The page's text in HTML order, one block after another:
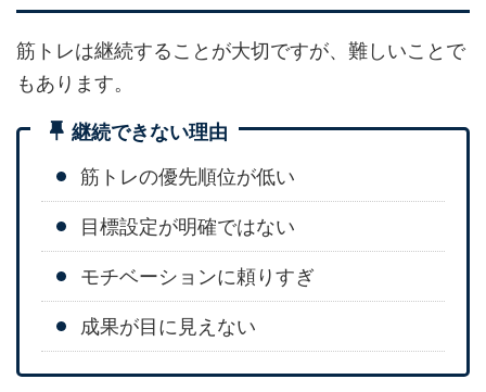
筋トレは継続することが大切ですが、難しいことで
もあります。
継続できない理由
筋トレの優先順位が低い
目標設定が明確ではない
モチベーションに頼りすぎ
成果が目に見えない